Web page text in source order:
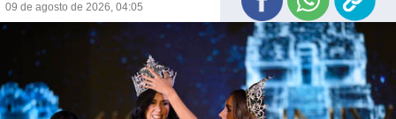
09 de agosto de 2026, 04:05